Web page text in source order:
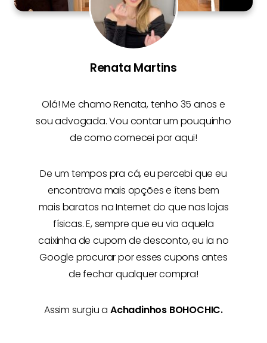
Renata Martins
Olá! Me chamoRenata, tenho 35 anos e
sou advogada. Vou contar um pouquinho
de como comecei por aqui!
De um tempos pra cá, eu percebi que eu
encontrava mais opções e ítens bem
mais baratos na Internetdo que nas lojas
físicas. E, sempre que eu via aquela
caixinha de cupom de desconto, eu ia no
Google procurar por esses cupons antes
de fechar qualquer compra!
Assim surgiu a Achadinhos BOHOCHIC.